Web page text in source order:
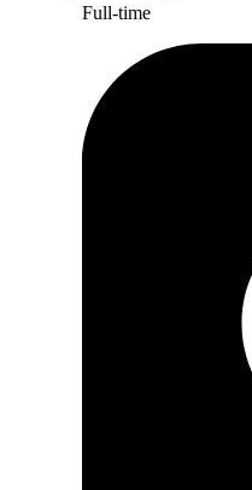
Full-time